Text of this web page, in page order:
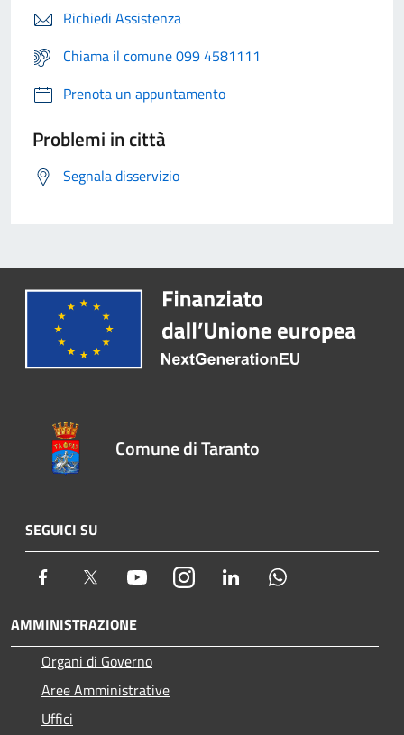
Richiedi Assistenza
Chiama il comune 099 4581111
Prenota un appuntamento
Problemi in città
Segnala disservizio
Comune di Taranto
SEGUICI SU
Facebook Twitter YoutubeInstagram LinkedIn
AMMINISTRAZIONE
Organi di Governo
Aree Amministrative
Uffici